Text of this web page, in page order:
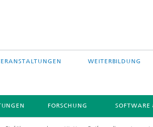
WEITERBILDUNG
FORSCHUNG SOFTWARE